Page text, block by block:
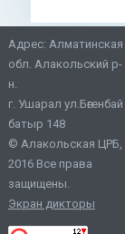
Адрес: Алматинская
обл. Алакольский р-
н.
г. Ушарал ул.Бөгенбай
батыр 148
© Алакольская ЦРБ,
2016 Все права
защищены.
Экран дикторы